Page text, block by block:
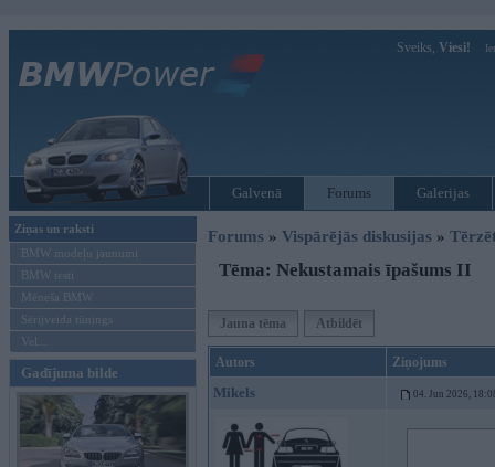
Sveiks, Viesi!
Galvenā Forums Galerijas
Ziņas un raksti
BMW modeļu jaunumi
BMW testi
Mēneša BMW
Sērijveida tūnings
Vel...
Gadījuma bilde
Forums » Vispārējās diskusijas »
Tēma: Nekustamais īpašums II
Jauna tēma Atbildēt
Autors Ziņojums
Mikels 04. Jun 2026,